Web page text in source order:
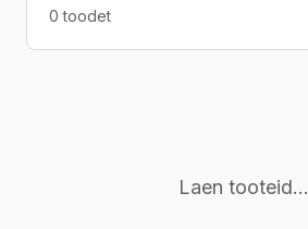
0 toodet
Laen tooteid...